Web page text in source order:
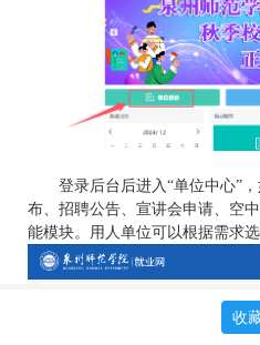
登录后台后进入“单位中心”
布、招聘公告、宣讲会申请、空
能模块。用人单位可以根据需求
收